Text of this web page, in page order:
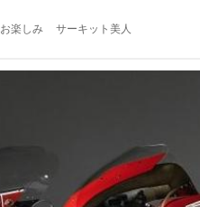
お楽しみ サーキット美人